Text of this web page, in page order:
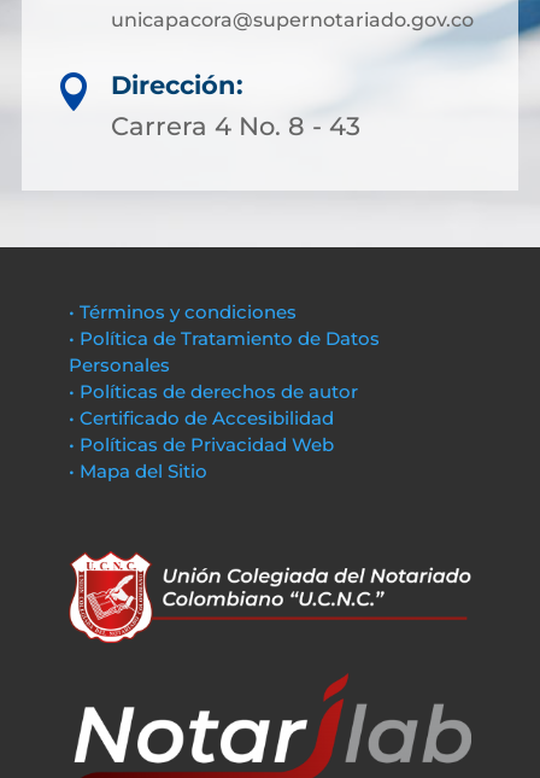
unicapacora@supernotariado.gov.co

Dirección:
Carrera 4 No. 8 - 43
• Términos y condiciones
• Política de Tratamiento de Datos
Personales
• Políticas de derechos de autor
• Certificado de Accesibilidad
• Políticas de Privacidad Web
• Mapa del Sitio